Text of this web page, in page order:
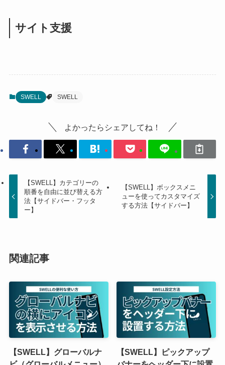
サイト支援
SWELL SWELL
よかったらシェアしてね！
【SWELL】カテゴリーの
順番を自由に並び替える方
法【サイドバー・フッタ
ー】
【SWELL】ボックスメニ
ューを使ってカスタマイズ
する方法【サイドバー】
関連記事
【SWELL】グローバルナ
【SWELL】ピックアップ